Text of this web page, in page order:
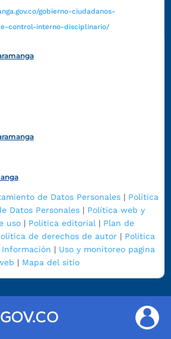
gobierno-ciudadanos-
control-interno-disciplinario/
de Datos Personales| Política
Datos Personales | Política web y
uso | Política editorial | Plan de
de derechos de autor| Política
| Uso y monitoreo pagina
| Mapa del sitio